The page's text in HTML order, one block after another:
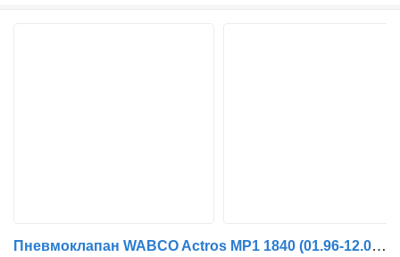
Пневмоклапан WABCO Actros MP1 1840 (01.96-12.02) 4410500120 для грузовика Mercedes-Benz Actros, Axor MP1, MP2, MP3 (1996-2014)